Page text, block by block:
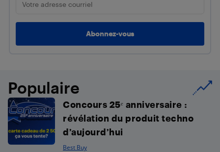
Populaire
Concours 25ᵉ anniversaire :
révélation du produit techno
d’aujourd’hui
Best Buy